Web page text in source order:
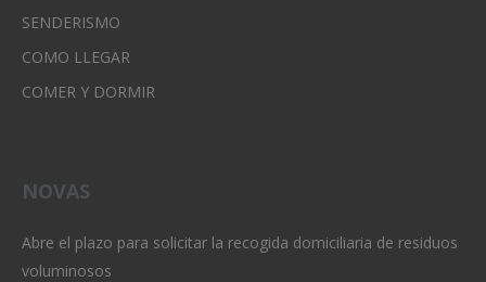
SENDERISMO
COMO LLEGAR
COMER Y DORMIR
NOVAS
Abre el plazo para solicitar la recogida domiciliaria de residuos
voluminosos